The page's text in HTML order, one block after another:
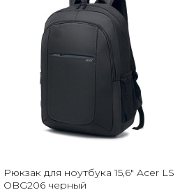
Рюкзак для ноутбука 15,6" Acer LS
OBG206 черный